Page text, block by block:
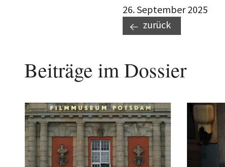
26. September 2025
zurück
Beiträge im Dossier